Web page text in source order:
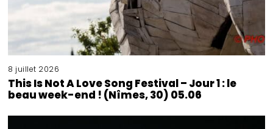
8 juillet 2026
This Is Not A Love Song Festival – Jour 1 : le
beau week-end ! (Nîmes, 30) 05.06